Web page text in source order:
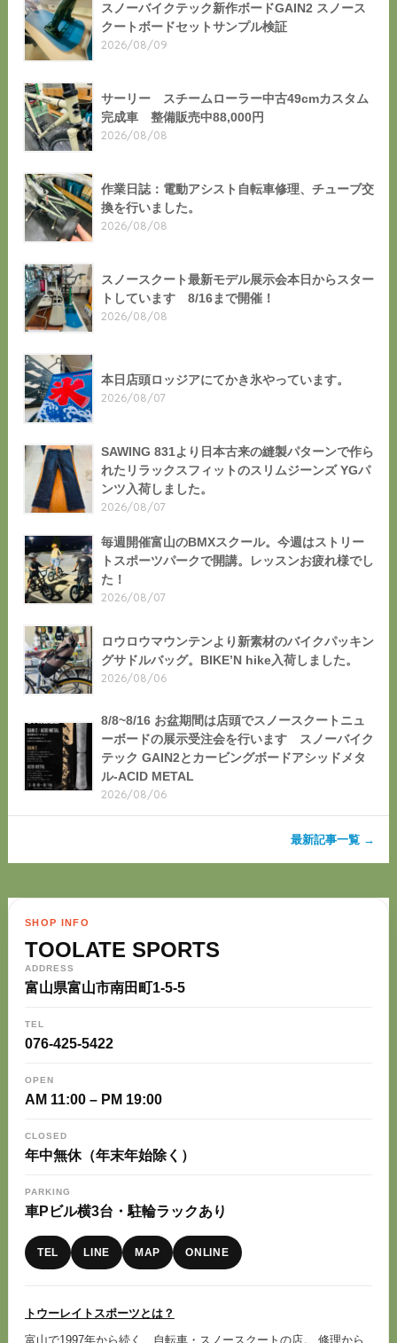
スノーバイクテック新作ボードGAIN2 スノース
クートボードセットサンプル検証
2026/08/09
サーリー スチームローラー中古49cmカスタム
完成車 整備販売中88,000円
2026/08/08
作業日誌：電動アシスト自転車修理、チューブ交
換を行いました。
2026/08/08
スノースクート最新モデル展示会本日からスター
トしています 8/16まで開催！
2026/08/08
本日店頭ロッジアにてかき氷やっています。
2026/08/07
SAWING 831より日本古来の縫製パターンで作ら
れたリラックスフィットのスリムジーンズ YGパ
ンツ入荷しました。
2026/08/07
毎週開催富山のBMXスクール。今週はストリー
トスポーツパークで開講。レッスンお疲れ様でし
た！
2026/08/07
ロウロウマウンテンより新素材のバイクパッキン
グサドルバッグ。BIKE’N hike入荷しました。
2026/08/06
8/8~8/16 お盆期間は店頭でスノースクートニュ
ーボードの展示受注会を行います スノーバイク
テック GAIN2とカービングボードアシッドメタ
ル-ACID METAL
2026/08/06
最新記事一覧 →
SHOP INFO
TOOLATE SPORTS
ADDRESS
富山県富山市南田町1-5-5
TEL
076-425-5422
OPEN
AM 11:00 – PM 19:00
CLOSED
年中無休（年末年始除く）
PARKING
車Pビル横3台・駐輪ラックあり
TEL LINE MAP ONLINE
トウーレイトスポーツとは？
富山で1997年から続く、自転車・スノースクートの店。 修理から